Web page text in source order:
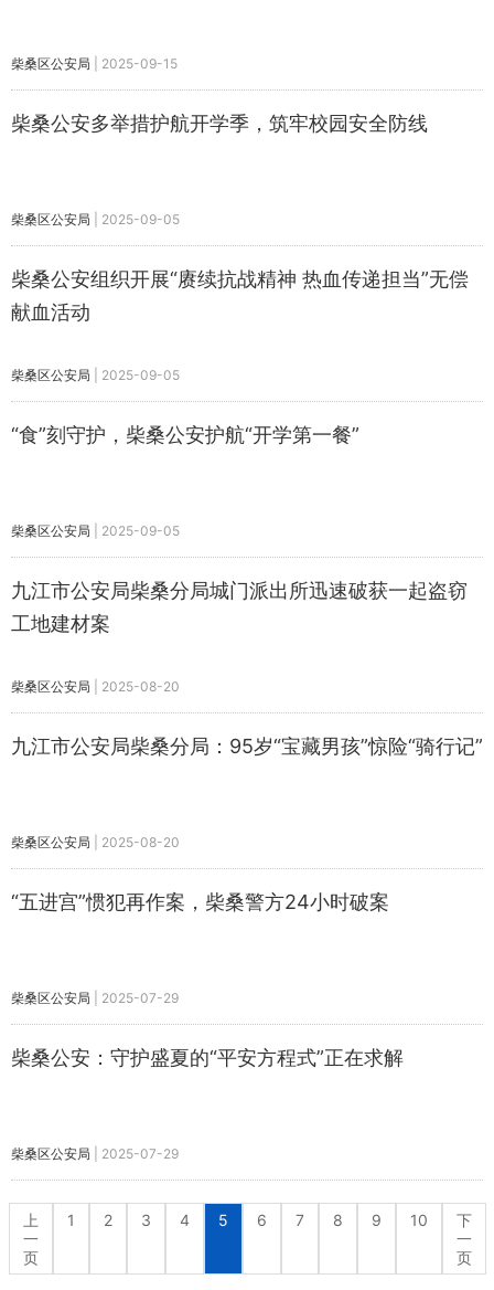
柴桑区公安局 2025-09-15
柴桑公安多举措护航开学季，筑牢校园安全防线
柴桑区公安局 2025-09-05
柴桑公安组织开展“赓续抗战精神 热血传递担当”无偿
献血活动
柴桑区公安局 2025-09-05
“食”刻守护，柴桑公安护航“开学第一餐”
柴桑区公安局 2025-09-05
九江市公安局柴桑分局城门派出所迅速破获一起盗窃
工地建材案
柴桑区公安局 2025-08-20
九江市公安局柴桑分局：95岁“宝藏男孩”惊险“骑行记”
柴桑区公安局 2025-08-20
“五进宫”惯犯再作案，柴桑警方24小时破案
柴桑区公安局 2025-07-29
柴桑公安：守护盛夏的“平安方程式”正在求解
柴桑区公安局 2025-07-29
上
一
页
1 2 3 4 5 6 7 8 9 10
下
一
页